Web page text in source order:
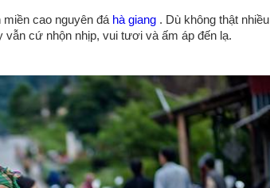
cao nguyên đá hà giang . Dù không thật nhiều
cứ nhộn nhịp, vui tươi và ấm áp đến lạ.